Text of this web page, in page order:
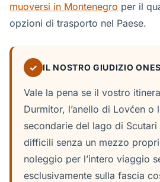
muoversi in Montenegro per il
opzioni di trasporto nel Paese.
✓ IL NOSTRO GIUDIZIO
Vale la pena se il vostro
Durmitor, l’anello di Lovćen o
secondarie del lago di
difficili senza un mezzo
noleggio per l’intero viaggio
esclusivamente sulla fascia